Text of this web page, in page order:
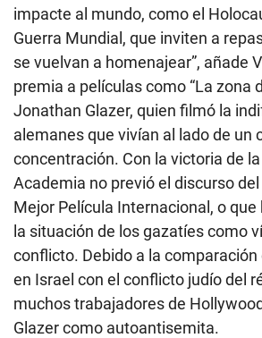
impacte al mundo, como el
Guerra Mundial, que inviten a
se vuelvan a homenajear”, añade
premia a películas como “La zona
Jonathan Glazer, quien filmó la
alemanes que vivían al lado de un
concentración. Con la victoria de
Academia no previó el discurso
Mejor Película Internacional, o
la situación de los gazatíes como
conflicto. Debido a la
en Israel con el conflicto judío del
muchos trabajadores de
Glazer como autoantisemita.